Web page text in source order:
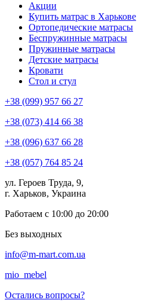
Акции
Купить матрас в Харькове
Ортопедические матрасы
Беспружинные матрасы
Пружинные матрасы
Детские матрасы
Кровати
Стол и стул
+38 (099) 957 66 27
+38 (073) 414 66 38
+38 (096) 637 66 28
+38 (057) 764 85 24
ул. Героев Труда, 9,
г. Харьков, Украина
Работаем с 10:00 до 20:00
Без выходных
info@m-mart.com.ua
mio_mebel
Остались вопросы?